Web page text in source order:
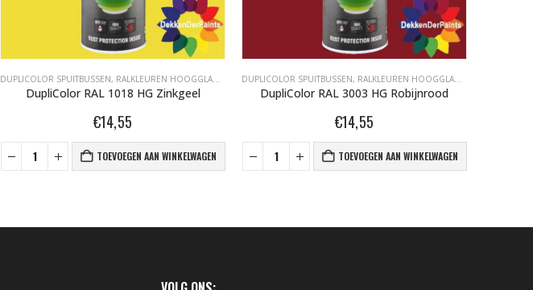
DUPLICOLOR SPUITBUSSEN, RALKLEUREN HOOGGLANS 400ML
DupliColor RAL 1018 HG Zinkgeel
€14,55
TOEVOEGEN AAN WINKELWAGEN
DUPLICOLOR SPUITBUSSEN, RALKLEUREN HOOGGLANS 400ML
DupliColor RAL 3003 HG Robijnrood
€14,55
TOEVOEGEN AAN WINKELWAGEN